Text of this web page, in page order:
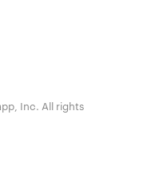
Inc. All rights